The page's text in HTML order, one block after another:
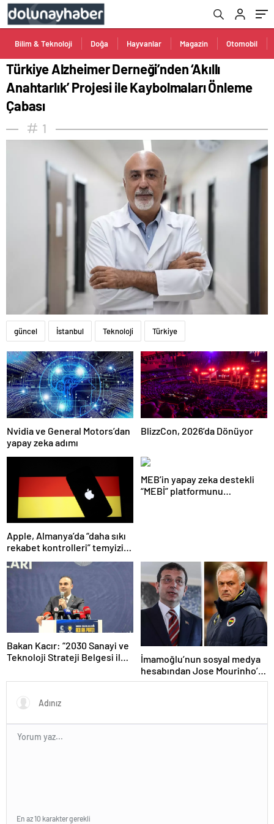
Bilim & Teknoloji Doğa Hayvanlar Magazin Otomobil
Çabası
Türkiye Alzheimer Derneği’nden ‘Akıllı
Anahtarlık’ Projesi ile Kaybolmaları Önleme
Çabası
1
güncel İstanbul Teknoloji Türkiye
Nvidia ve General Motors’dan
yapay zeka adımı
BlizzCon, 2026’da Dönüyor
Apple, Almanya’da “daha sıkı
rekabet kontrolleri” temyizini
kaybetti
MEB’in yapay zeka destekli
“MEBİ” platformunu
Bakan Kacır: “2030 Sanayi ve
Teknoloji Strateji Belgesi ile
devreye alınacak”
İmamoğlu’nun sosyal medya
hesabından Jose Mourinho’lu
paylaşım
En az 10 karakter gerekli